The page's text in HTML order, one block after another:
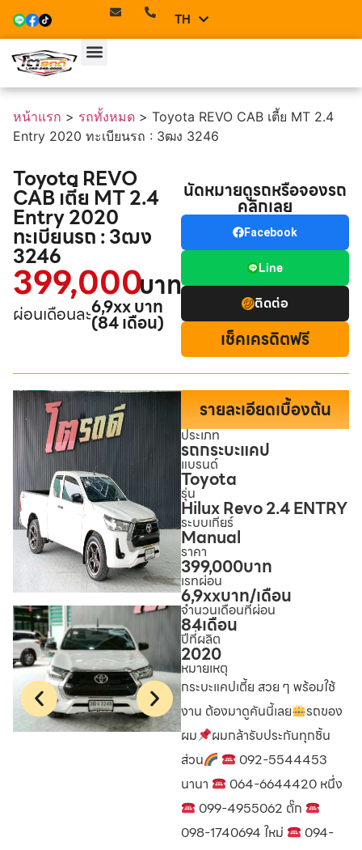
TH
EN
หน้าแรก > รถทั้งหมด > Toyota REVO CAB เตี้ย MT 2.4
Entry 2020 ทะเบียนรถ : 3ฒง 3246
Toyota REVO
CAB เตี้ย MT 2.4
Entry 2020
ทะเบียนรถ : 3ฒง
3246
399,000บาท
ผ่อนเดือนละ6,9xx บาท
(84 เดือน)
นัดหมายดูรถหรือจองรถ
คลิกเลย
Facebook
Line
ติดต่อ
เช็คเครดิตฟรี
รายละเอียดเบื้องต้น
ประเภท
รถกระบะแคป
แบรนด์
Toyota
รุ่น
Hilux Revo 2.4 ENTRY
ระบบเกียร์
Manual
ราคา
399,000บาท
เรทผ่อน
6,9xxบาท/เดือน
จำนวนเดือนที่ผ่อน
84เดือน
ปีที่ผลิต
2020
หมายเหตุ
กระบะแคปเตี้ย สวย ๆ พร้อมใช้
งาน ต้องมาดูคันนี้เลย
รถของ
ผม
ผมกล้ารับประกันทุกชิ้น
ส่วน
092-5544453
นานา
064-6644420 หนึ่ง
099-4955062 ตั๊ก
098-1740694 ใหม่
094-